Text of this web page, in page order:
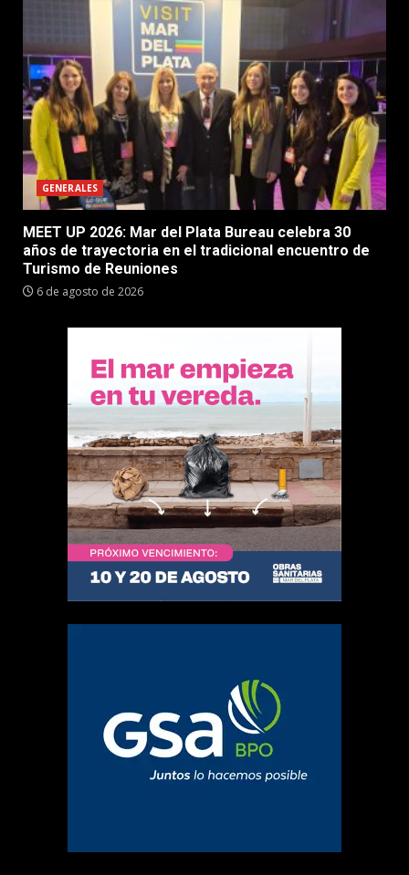
GENERALES
MEET UP 2026: Mar del Plata Bureau celebra 30
años de trayectoria en el tradicional encuentro de
Turismo de Reuniones
6 de agosto de 2026